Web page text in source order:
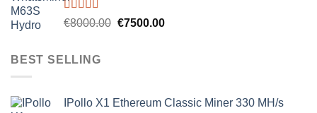
Rated5.00
€8000.00 Original
€7500.00Current
BEST SELLING
IPollo X1 Ethereum Classic Miner 330 MH/s